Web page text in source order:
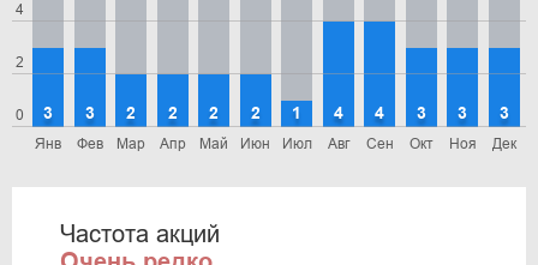
0
2
4
Янв
3
Фев
3
Мар
2
Апр
2
Май
2
Июн
2
Июл
1
Авг
4
Сен
4
Окт
3
Ноя
3
Дек
3
Частота акций